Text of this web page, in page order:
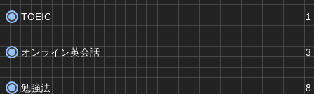
TOEIC 1
オンライン英会話 3
勉強法 8